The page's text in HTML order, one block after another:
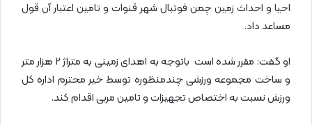
احیا و احداث زمین چمن فوتبال شهر قنوات و تامین اعتبار آن قول
مساعد داد.
او گفت: مقرر شده است باتوجه به اهدای زمینی به متراژ ۲ هزار متر
و ساخت مجموعه ورزشی چندمنظوره توسط خیر محترم اداره کل
ورزش نسبت به اختصاص تجهیزات و تامین مربی اقدام کند.